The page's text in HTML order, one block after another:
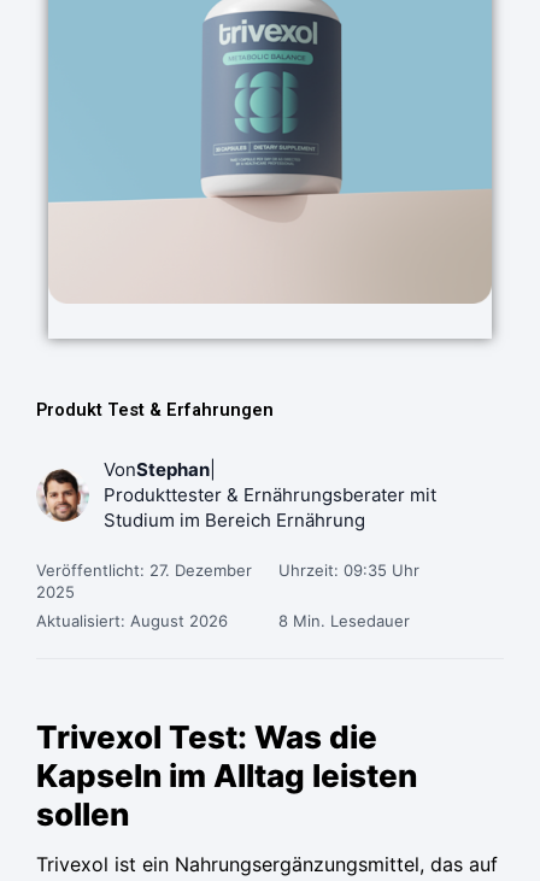
Produkt Test & Erfahrungen
VonStephan
Produkttester & Ernährungsberater mit
Studium im Bereich Ernährung
Veröffentlicht: 27. Dezember
2025
Uhrzeit: 09:35 Uhr
Aktualisiert: August 2026 8 Min. Lesedauer
Trivexol Test: Was die
Kapseln im Alltag leisten
sollen
Trivexol ist ein Nahrungsergänzungsmittel, das auf
Preis
war:
79,95 €
Preis
ist:
36,65 €.
Preis
war:
79,95 €
Preis
ist:
36,65 €.
Preis
war:
79,95 €
Preis
ist:
36,65 €.